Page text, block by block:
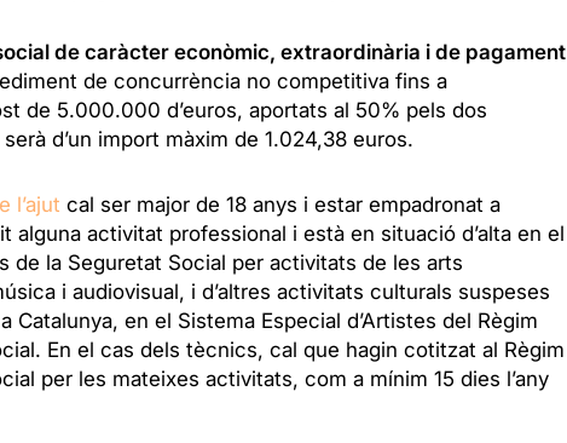
de caràcter econòmic, extraordinària i de pagament
de concurrència no competitiva fins a
de 5.000.000 d’euros, aportats al 50% pels dos
d’un import màxim de 1.024,38 euros.
l’ajut cal ser major de 18 anys i estar empadronat a
alguna activitat professional i està en situació d’alta en el
de la Seguretat Social per activitats de les arts
i audiovisual, i d’altres activitats culturals suspeses
Catalunya, en el Sistema Especial d’Artistes del Règim
En el cas dels tècnics, cal que hagin cotitzat al Règim
per les mateixes activitats, com a mínim 15 dies l’any